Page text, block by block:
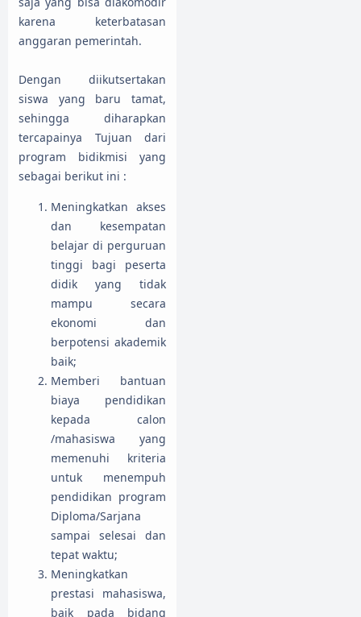
karena keterbatasan
anggaran pemerintah.
Dengan diikutsertakan
siswa yang baru tamat,
sehingga diharapkan
tercapainya Tujuan dari
program bidikmisi yang
sebagai berikut ini :
Meningkatkan akses
dan kesempatan
belajar di perguruan
tinggi bagi peserta
didik yang tidak
mampu secara
ekonomi dan
berpotensi akademik
baik;
Memberi bantuan
biaya pendidikan
kepada calon
/mahasiswa yang
memenuhi kriteria
untuk menempuh
pendidikan program
Diploma/Sarjana
sampai selesai dan
tepat waktu;
Meningkatkan
prestasi mahasiswa,
baik pada bidang